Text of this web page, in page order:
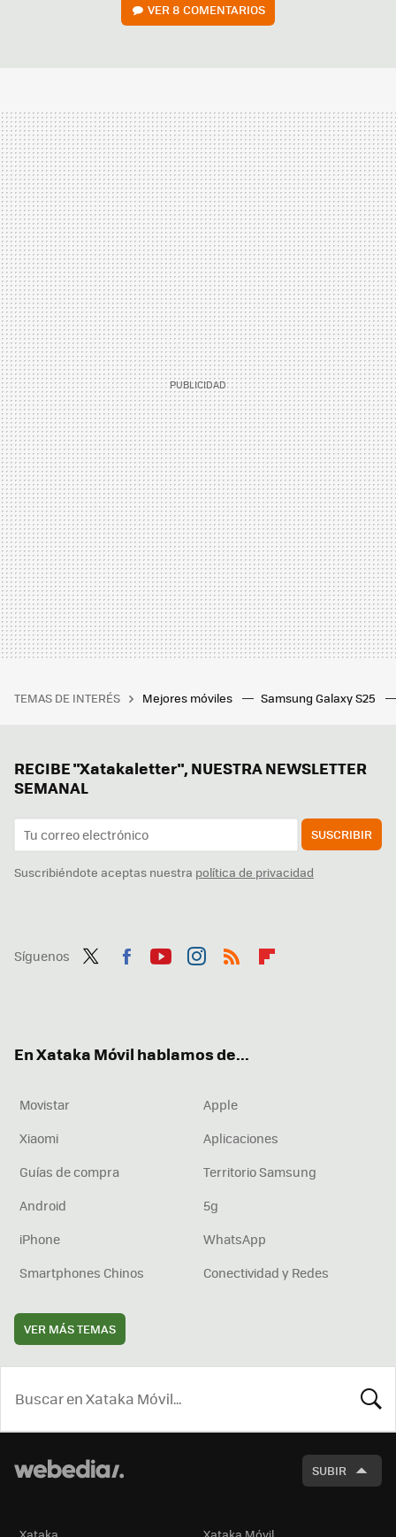
VER8 COMENTARIOS
TEMAS DE INTERÉS Mejores móviles Samsung Galaxy S25
RECIBE "Xatakaletter", NUESTRA NEWSLETTER
SEMANAL
SUSCRIBIR
Suscribiéndote aceptas nuestra política de privacidad
Síguenos
En Xataka Móvil hablamos de...
Movistar
Apple
Xiaomi
Aplicaciones
Guías de compra
Territorio Samsung
Android
5g
iPhone
WhatsApp
Smartphones Chinos
Conectividad y Redes
VER MÁS TEMAS
SUBIR